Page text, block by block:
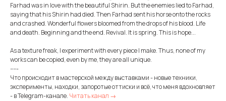
Farhad was in love with the beautiful Shirin. But the enemies lied to Farhad,
saying that his Shirin had died. Then Farhad sent his horse onto the rocks
and crashed. Wonderful flowers bloomed from the drops of his blood. Life
and death. Beginning and the end. Revival. It is spring. This is hope...
As a texture freak, I experiment with every piece I make. Thus, none of my
works can be copied, even by me, they are all unique.
-----
Что происходит в мастерской между выставками - новые техники,
эксперименты, находки, запоротые оттиски и всё, что меня вдохновляет
- в Telegram-канале. Читать канал →